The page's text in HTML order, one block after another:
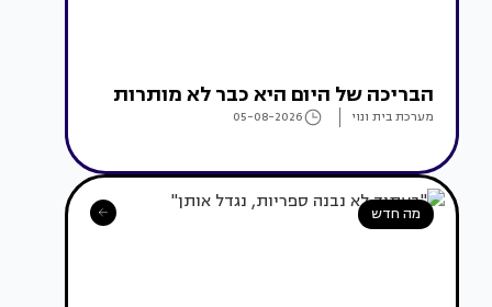
הבריכה של היום היא כבר לא מותרות
מערכת בית ונוי 05-08-2026
מה חדש